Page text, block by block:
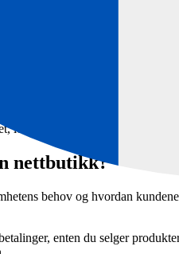
(MIT) og er derfor
erstattes med en unik
som MIT-transaksjoner.
lovmessig overholdelse og en
nettbutikk?
behov og hvordan
enten du selger